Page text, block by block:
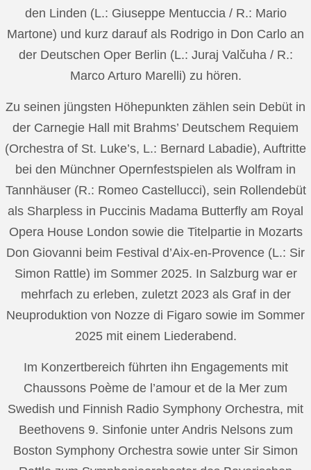
den Linden (L.: Giuseppe Mentuccia / R.: Mario
Martone) und kurz darauf als Rodrigo in Don Carlo an
der Deutschen Oper Berlin (L.: Juraj Valčuha / R.:
Marco Arturo Marelli) zu hören.
Zu seinen jüngsten Höhepunkten zählen sein Debüt in
der Carnegie Hall mit Brahms’ Deutschem Requiem
(Orchestra of St. Luke’s, L.: Bernard Labadie), Auftritte
bei den Münchner Opernfestspielen als Wolfram in
Tannhäuser (R.: Romeo Castellucci), sein Rollendebüt
als Sharpless in Puccinis Madama Butterfly am Royal
Opera House London sowie die Titelpartie in Mozarts
Don Giovanni beim Festival d’Aix-en-Provence (L.: Sir
Simon Rattle) im Sommer 2025. In Salzburg war er
mehrfach zu erleben, zuletzt 2023 als Graf in der
Neuproduktion von Nozze di Figaro sowie im Sommer
2025 mit einem Liederabend.
Im Konzertbereich führten ihn Engagements mit
Chaussons Poème de l’amour et de la Mer zum
Swedish und Finnish Radio Symphony Orchestra, mit
Beethovens 9. Sinfonie unter Andris Nelsons zum
Boston Symphony Orchestra sowie unter Sir Simon